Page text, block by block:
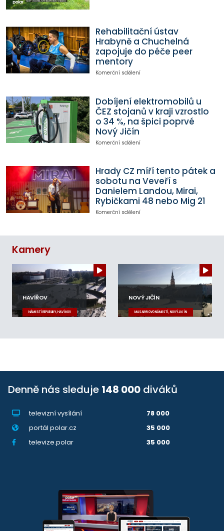
Rehabilitační ústav
Hrabyně a Chuchelná
zapojuje do péče peer
mentory
Komerční sdělení
Dobíjení elektromobilů u
ČEZ stojanů v kraji vzrostlo
o 34 %, na špici poprvé
Nový Jičín
Komerční sdělení
Hrady CZ míří tento pátek a
sobotu na Veveří s
Danielem Landou, Mirai,
Rybičkami 48 nebo Mig 21
Komerční sdělení
Kamery
HAVÍŘOV
NÁMĚSTÍ REPUBLIKY, HAVÍŘOV
NOVÝ JIČÍN
MASARYKOVO NÁMĚSTÍ, NOVÝ JIČÍN
Denně nás sleduje 148 000 diváků
televizní vysílání
78 000
portál polar.cz
35 000
televize.polar
35 000